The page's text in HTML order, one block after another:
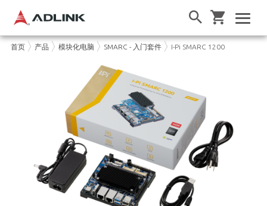
首页 产品 模块化电脑 SMARC - 入门套件 I-Pi SMARC 1200